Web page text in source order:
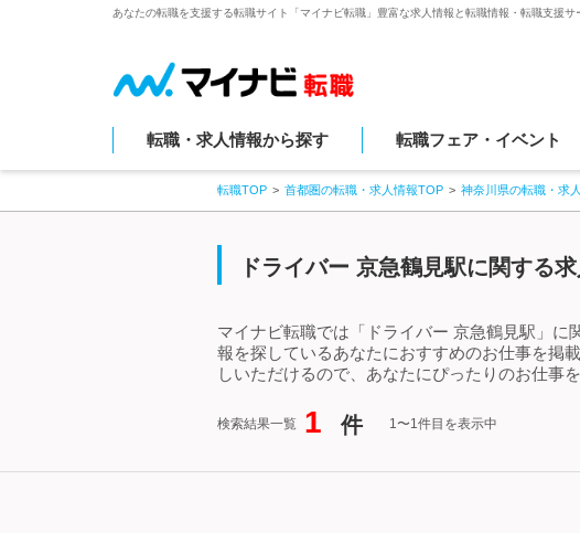
あなたの転職を支援する転職サイト「マイナビ転職」豊富な求人情報と転職情報・転職支援サ
転職・求人情報から探す 転職フェア・イベント
転職TOP 首都圏の転職・求人情報TOP 神奈川県の転職・求
ドライバー 京急鶴見駅に関する
マイナビ転職では「ドライバー 京急鶴見駅」
報を探しているあなたにおすすめのお仕事を掲
しいただけるので、あなたにぴったりのお仕事
検索結果一覧 1 件 1〜1件目を表示中